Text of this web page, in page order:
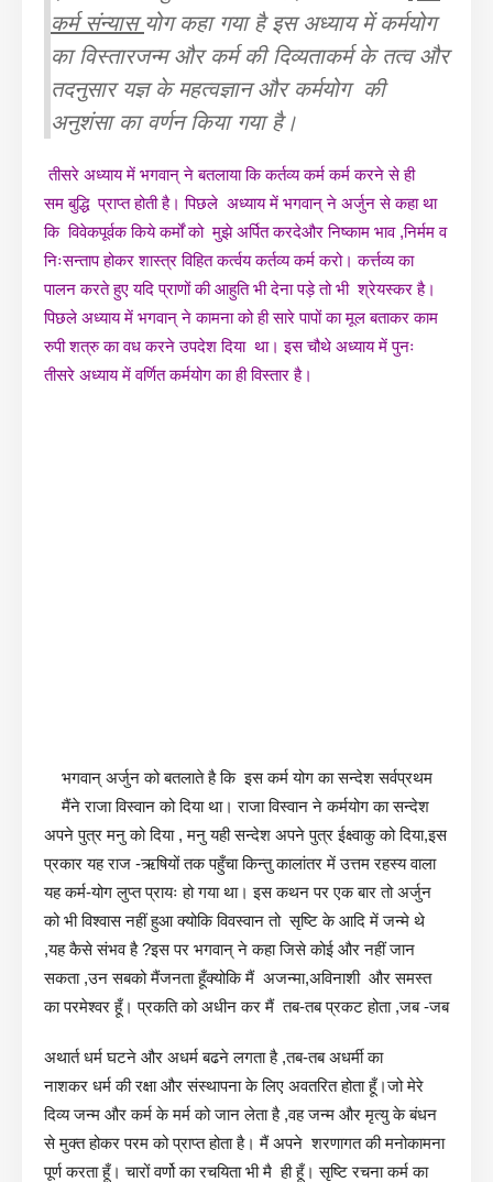
कर्म संन्यासयोग कहा गया हैइस अध्याय में कर्मयोग
का विस्तारजन्म और कर्म की दिव्यताकर्म के तत्व और
तदनुसार यज्ञ के महत्वज्ञान और कर्मयोग की
अनुशंसा का वर्णन किया गया है।
तीसरे अध्याय में भगवान् ने बतलाया कि कर्तव्य कर्म कर्म करने से ही
सम बुद्धि प्राप्त होती है। पिछले अध्याय में भगवान् ने अर्जुन से कहा था
कि विवेकपूर्वक किये कर्मों को मुझे अर्पित करदेऔर निष्काम भाव ,निर्मम व
निःसन्ताप होकर शास्त्र विहित कर्त्वय कर्तव्य कर्म करो। कर्त्तव्य का
पालन करते हुए यदि प्राणों की आहुति भी देना पड़े तो भी श्रेयस्कर है।
पिछले अध्याय में भगवान् ने कामना को ही सारे पापों का मूल बताकर काम
रुपी शत्रु का वध करने उपदेश दिया था। इस चौथे अध्याय में पुनः
तीसरे अध्याय में वर्णित कर्मयोग का ही विस्तार है।
भगवान् अर्जुन को बतलाते है कि इस कर्म योग का सन्देश सर्वप्रथम
मैंने राजा विस्वान को दिया था। राजा विस्वान ने कर्मयोग का सन्देश
अपने पुत्र मनु को दिया , मनु यही सन्देश अपने पुत्र ईक्ष्वाकु को दिया,इस
प्रकार यह राज -ऋषियों तक पहुँचा किन्तु कालांतर में उत्तम रहस्य वाला
यह कर्म-योग लुप्त प्रायः हो गया था। इस कथन पर एक बार तो अर्जुन
को भी विश्वास नहीं हुआ क्योकि विवस्वान तो सृष्टि के आदि में जन्मे थे
,यह कैसे संभव है ?इस पर भगवान् ने कहा जिसे कोई और नहीं जान
सकता ,उन सबको मैंजनता हूँक्योकि मैं अजन्मा,अविनाशी और समस्त
का परमेश्वर हूँ। प्रकति को अधीन कर मैं तब-तब प्रकट होता ,जब -जब
अथार्त धर्म घटने और अधर्म बढने लगता है ,तब-तब अधर्मी का
नाशकर धर्म की रक्षा और संस्थापना के लिए अवतरित होता हूँ।जो मेरे
दिव्य जन्म और कर्म के मर्म को जान लेता है ,वह जन्म और मृत्यु के बंधन
से मुक्त होकर परम को प्राप्त होता है। मैं अपने शरणागत की मनोकामना
पूर्ण करता हूँ। चारों वर्णो का रचयिता भी मै ही हूँ। सृष्टि रचना कर्म का